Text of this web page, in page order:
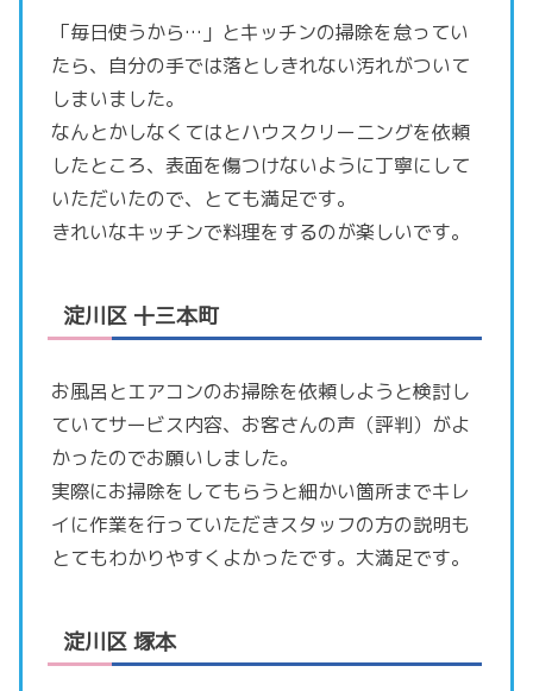
「毎日使うから…」とキッチンの掃除を怠ってい
たら、自分の手では落としきれない汚れがついて
しまいました。
なんとかしなくてはとハウスクリーニングを依頼
したところ、表面を傷つけないように丁寧にして
いただいたので、とても満足です。
きれいなキッチンで料理をするのが楽しいです。
淀川区 十三本町
お風呂とエアコンのお掃除を依頼しようと検討し
ていてサービス内容、お客さんの声（評判）がよ
かったのでお願いしました。
実際にお掃除をしてもらうと細かい箇所までキレ
イに作業を行っていただきスタッフの方の説明も
とてもわかりやすくよかったです。大満足です。
淀川区 塚本